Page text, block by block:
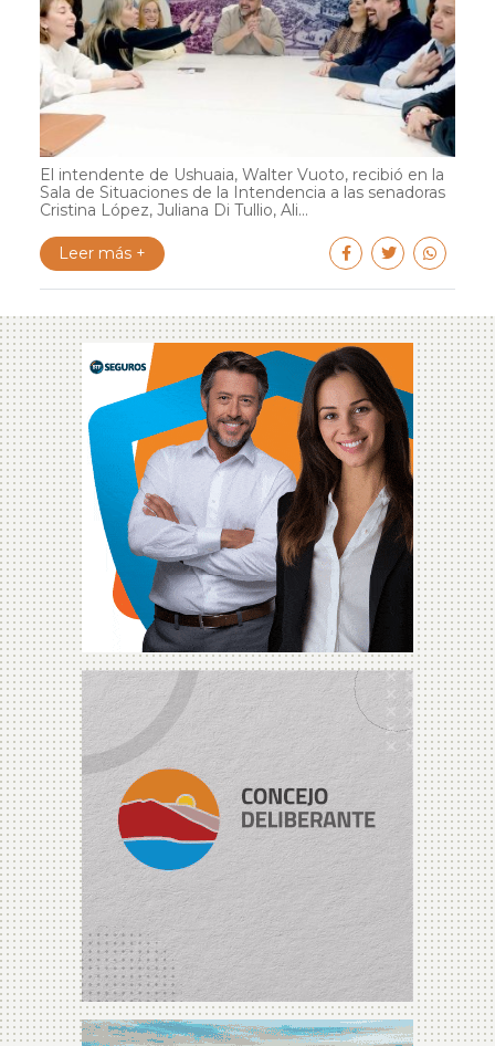
El intendente de Ushuaia, Walter Vuoto, recibió en la
Sala de Situaciones de la Intendencia a las senadoras
Cristina López, Juliana Di Tullio, Ali...
Leer más +